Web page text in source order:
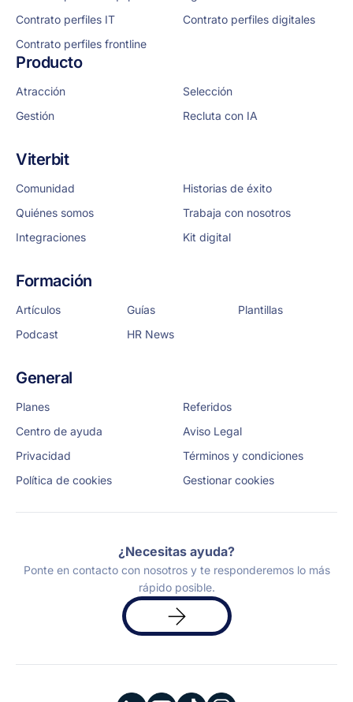
Contrato perfiles IT
Contrato perfiles digitales
Contrato perfiles frontline
Producto
Atracción
Selección
Gestión
Recluta con IA
Viterbit
Comunidad
Historias de éxito
Quiénes somos
Trabaja con nosotros
Integraciones
Kit digital
Formación
Artículos Guías
Plantillas
Podcast
HR News
General
Planes
Referidos
Centro de ayuda
Aviso Legal
Privacidad
Términos y condiciones
Política de cookies
Gestionar cookies
¿Necesitas ayuda?
Ponte en contacto con nosotros y te responderemos lo más
rápido posible.
Solicita
una
demo